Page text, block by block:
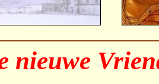
nieuwe